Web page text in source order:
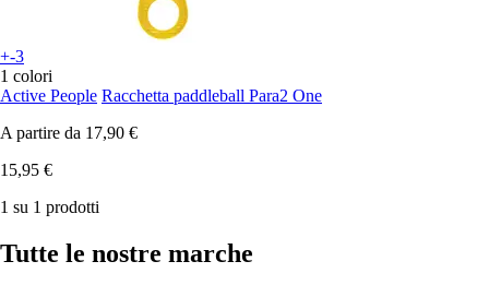
+-3
1 colori
Active People Racchetta paddleball Para2 One
A partire da 17,90 €
15,95 €
1 su 1 prodotti
Tutte le nostre marche